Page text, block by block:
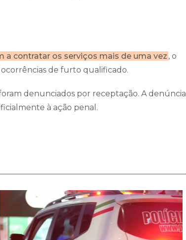
a contratar os serviços mais de uma vez , o
ocorrências de furto qualificado.
denunciados por receptação. A denúncia
à ação penal.